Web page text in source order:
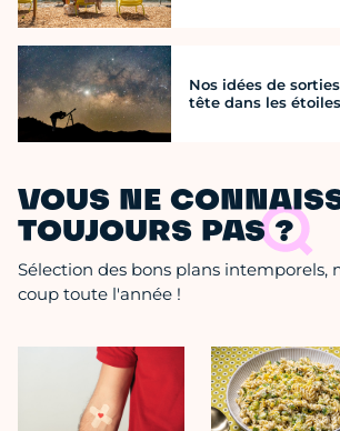
Nos idées de
tête dans les étoiles
VOUS NE
TOUJOURS PAS ?
Sélection des bons plans intemporels,
coup toute l'année !